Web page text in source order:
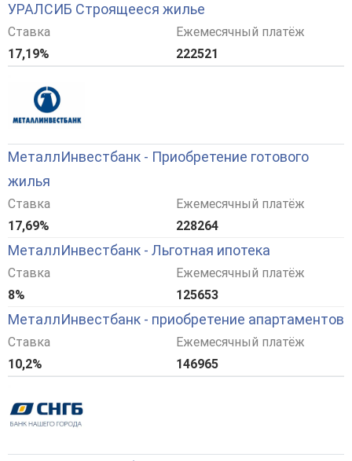
УРАЛСИБ Строящееся жилье
Ставка
17,19%
Ежемесячный платёж
222521
МеталлИнвестбанк - Приобретение готового
жилья
Ставка
17,69%
Ежемесячный платёж
228264
МеталлИнвестбанк - Льготная ипотека
Ставка
8%
Ежемесячный платёж
125653
МеталлИнвестбанк - приобретение апартаментов
Ставка
10,2%
Ежемесячный платёж
146965